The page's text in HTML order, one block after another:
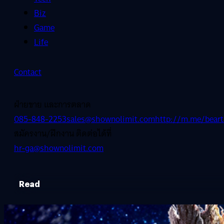
Biz
Game
Life
Contact
ฝ่ายขาย และการตลาด
085-848-2253sales@shownolimit.comhttp://m.me/
สมัครงาน/ฝึกงาน ติดต่อได้ที่
hr-ga@shownolimit.com
Read